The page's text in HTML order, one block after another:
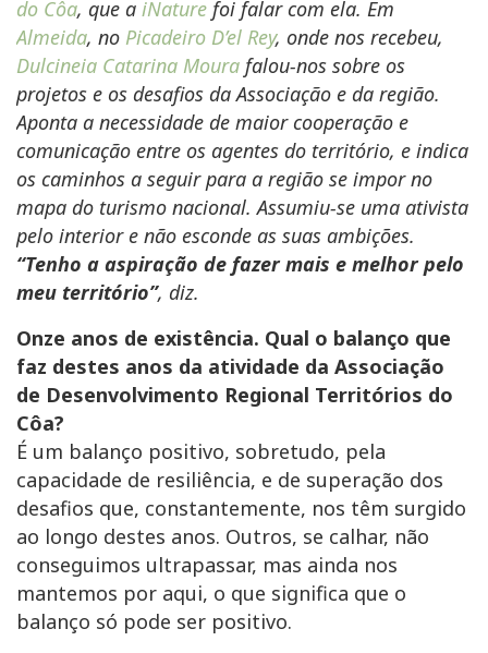
do Côa, que a iNature foi falar com ela. Em
Almeida, no Picadeiro D’el Rey, onde nos recebeu,
Dulcineia Catarina Moura falou-nos sobre os
projetos e os desafios da Associação e da região.
Aponta a necessidade de maior cooperação e
comunicação entre os agentes do território, e indica
os caminhos a seguir para a região se impor no
mapa do turismo nacional. Assumiu-se uma ativista
pelo interior e não esconde as suas ambições.
“Tenho a aspiração de fazer mais e melhor pelo
meu território”, diz.
Onze anos de existência. Qual o balanço que
faz destes anos da atividade da Associação
de Desenvolvimento Regional Territórios do
Côa?
É um balanço positivo, sobretudo, pela
capacidade de resiliência, e de superação dos
desafios que, constantemente, nos têm surgido
ao longo destes anos. Outros, se calhar, não
conseguimos ultrapassar, mas ainda nos
mantemos por aqui, o que significa que o
balanço só pode ser positivo.